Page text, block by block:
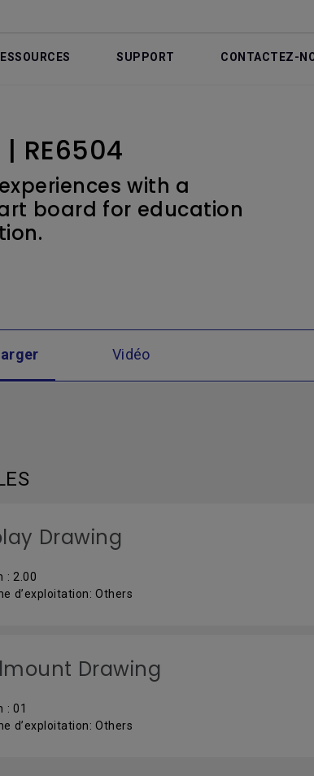
SUPPORT CONTACTEZ-
RE6504
with a
board for education
Vidéo
Drawing
: 2.00
d’exploitation: Others
Drawing
: 01
d’exploitation: Others